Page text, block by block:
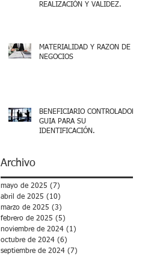
REALIZACIÓN Y VALIDEZ.
MATERIALIDAD Y RAZON DE
NEGOCIOS
BENEFICIARIO CONTROLADOR,
GUIA PARA SU
IDENTIFICACIÓN.
Archivo
mayo de 2025 (7)
abril de 2025 (10)
marzo de 2025 (3)
febrero de 2025 (5)
noviembre de 2024 (1)
octubre de 2024 (6)
septiembre de 2024 (7)